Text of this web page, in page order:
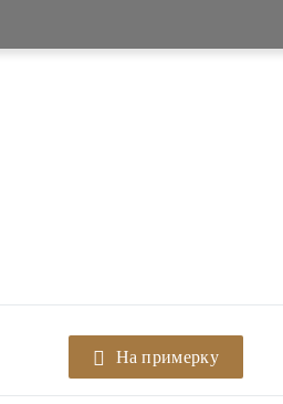
На примерку